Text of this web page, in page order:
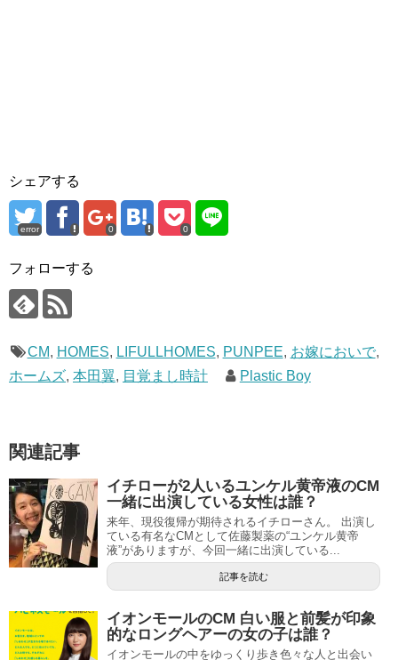
シェアする
error 0 0
フォローする
CM, HOMES, LIFULLHOMES, PUNPEE, お嫁においで,
ホームズ, 本田翼, 目覚まし時計 Plastic Boy
関連記事
イチローが2人いるユンケル黄帝液のCM
一緒に出演している女性は誰？
来年、現役復帰が期待されるイチローさん。 出演し
ている有名なCMとして佐藤製薬の“ユンケル黄帝
液”がありますが、今回一緒に出演している...
記事を読む
イオンモールのCM 白い服と前髪が印象
的なロングヘアーの女の子は誰？
イオンモールの中をゆっくり歩き色々な人と出会い